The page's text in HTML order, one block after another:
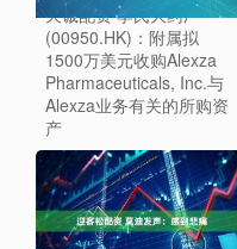
天诚配资 李氏大药厂
(00950.HK)：附属拟
1500万美元收购Alexza
Pharmaceuticals, Inc.与
Alexza业务有关的所购资
产